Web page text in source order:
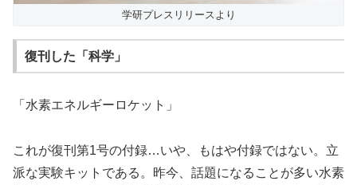
学研プレスリリースより
復刊した「科学」
「水素エネルギーロケット」
これが復刊第1号の付録…いや、もはや付録ではない。 立
派な実験キットである。昨今、 話題になることが多い水素